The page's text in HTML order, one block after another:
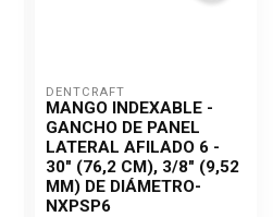
DENTCRAFT
MANGO INDEXABLE -
GANCHO DE PANEL
LATERAL AFILADO 6 -
30" (76,2 CM), 3/8" (9,52
MM) DE DIÁMETRO-
NXPSP6